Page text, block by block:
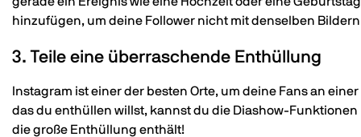
hinzufügen, um deine Follower nicht mit denselben
3. Teile eine überraschende Enthüllung
Instagram ist einer der besten Orte, um deine Fans an
das du enthüllen willst, kannst du die Diashow-
die große Enthüllung enthält!